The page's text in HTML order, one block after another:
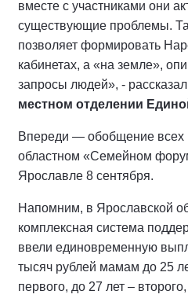
вместе с участниками они
существующие проблемы.
позволяет формировать
кабинетах, а «на земле»,
запросы людей», -
местном отделении
Впереди — обобщение всех
областном «Семейном
Ярославле 8 сентября.
Напомним, в Ярославской
комплексная система
ввели единовременную
тысяч рублей мамам до 25
первого, до 27 лет –